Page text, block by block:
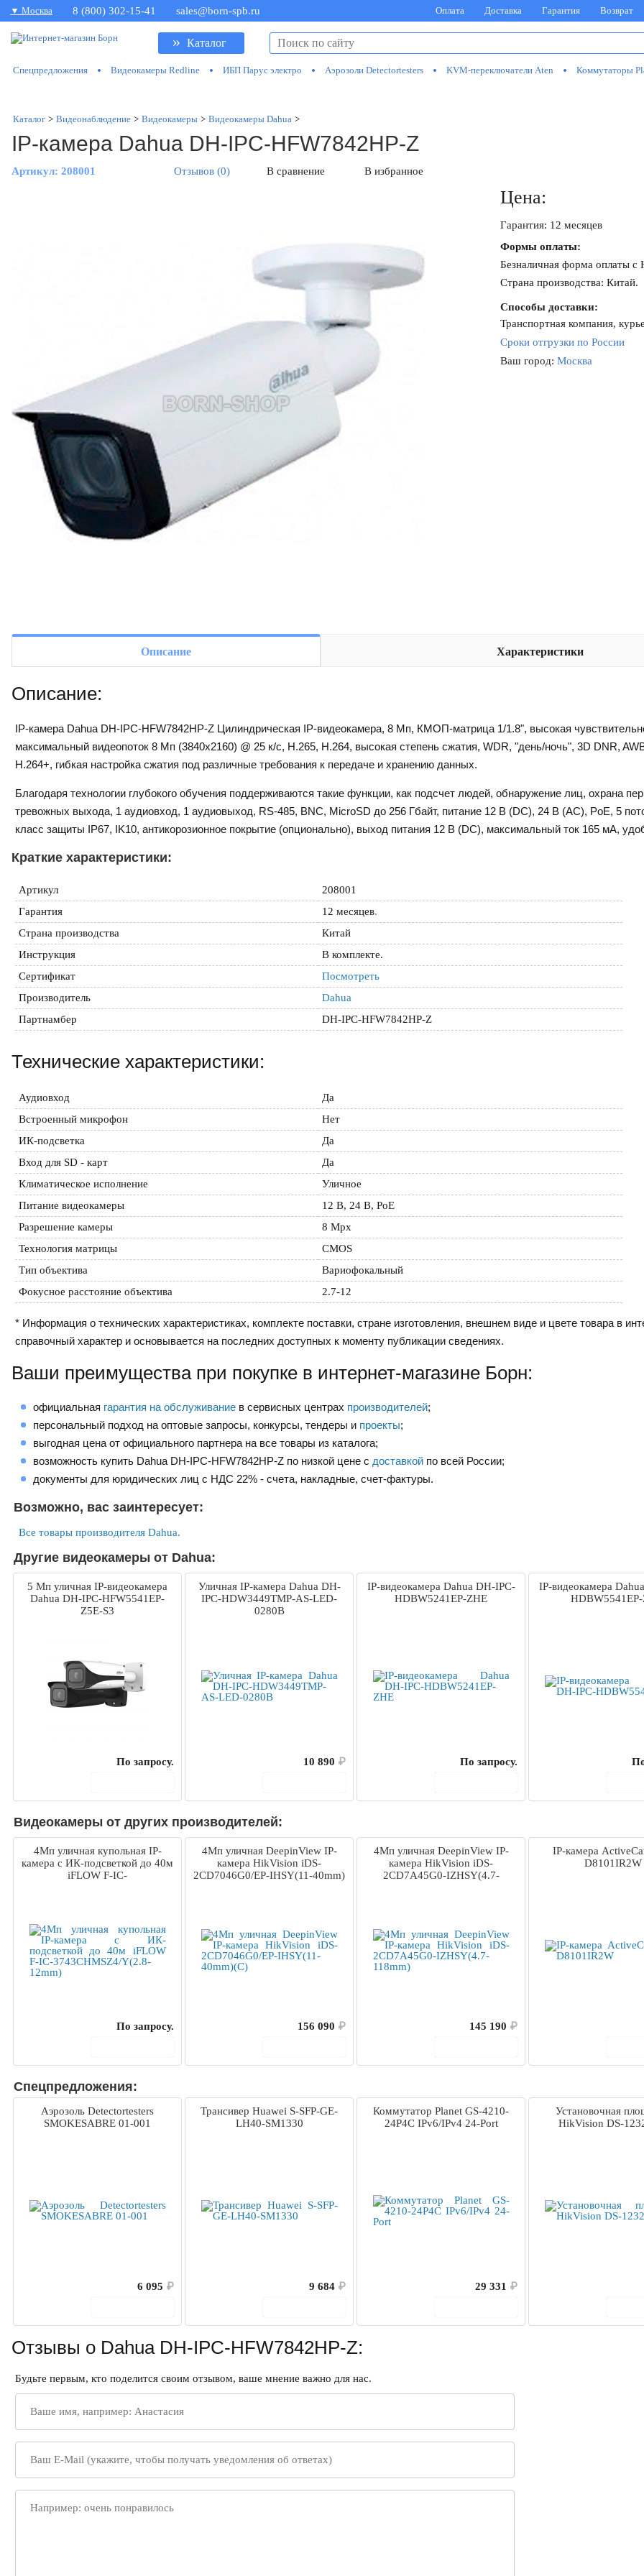
▼ Москва 8 (800) 302-15-41 sales@born-spb.ru Оплата Доставка Гарантия Возврат
» Каталог
Спецпредложения Видеокамеры Redline ИБП Парус электро Аэрозоли Detectortesters KVM-переключатели Aten Коммутаторы
Каталог > Видеонаблюдение > Видеокамеры > Видеокамеры Dahua >
IP-камера Dahua DH-IPC-HFW7842HP-Z
Артикул: 208001 Отзывов (0) В сравнение В избранное
Цена:
Гарантия: 12 месяцев
Формы оплаты:
Безналичная форма оплаты
Страна производства: Китай.
Способы доставки:
Транспортная компания,
Сроки отгрузки по России
Ваш город: Москва
Описание Характеристики
Описание:
IP-камера Dahua DH-IPC-HFW7842HP-Z Цилиндрическая IP-видеокамера, 8 Мп, КМОП-матрица 1/1.8", высокая
максимальный видеопоток 8 Мп (3840x2160) @ 25 к/с, H.265, H.264, высокая степень сжатия, WDR, "день/ночь", 3D DNR,
H.264+, гибкая настройка сжатия под различные требования к передаче и хранению данных.
Благодаря технологии глубокого обучения поддерживаются такие функции, как подсчет людей, обнаружение лиц, охрана
тревожных выхода, 1 аудиовход, 1 аудиовыход, RS-485, BNC, MicroSD до 256 Гбайт, питание 12 В (DC), 24 В (AC), PoE, 5
класс защиты IP67, IK10, антикорозионное покрытие (опционально), выход питания 12 В (DC), максимальный ток 165 мА,
Краткие характеристики:
Артикул
208001
Гарантия
12 месяцев.
Страна производства
Китай
Инструкция
В комплекте.
Сертификат
Посмотреть
Производитель
Dahua
Партнамбер
DH-IPC-HFW7842HP-Z
Технические характеристики:
Аудиовход
Да
Встроенный микрофон
Нет
ИК-подсветка
Да
Вход для SD - карт
Да
Климатическое исполнение
Уличное
Питание видеокамеры
12 В, 24 В, PoE
Разрешение камеры
8 Mpx
Технология матрицы
CMOS
Тип объектива
Вариофокальный
Фокусное расстояние объектива
2.7-12
* Информация о технических характеристиках, комплекте поставки, стране изготовления, внешнем виде и цвете товара в
справочный характер и основывается на последних доступных к моменту публикации сведениях.
Ваши преимущества при покупке в интернет-магазине Борн:
официальная гарантия на обслуживание в сервисных центрах производителей;
персональный подход на оптовые запросы, конкурсы, тендеры и проекты;
выгодная цена от официального партнера на все товары из каталога;
возможность купить Dahua DH-IPC-HFW7842HP-Z по низкой цене с доставкой по всей России;
документы для юридических лиц с НДС 22% - счета, накладные, счет-фактуры.
Возможно, вас заинтересует:
Все товары производителя Dahua.
Другие видеокамеры от Dahua:
5 Mп уличная IP-видеокамера
Dahua DH-IPC-HFW5541EP-
Z5E-S3
По запросу.
Уличная IP-камера Dahua DH-
IPC-HDW3449TMP-AS-LED-
0280B
10 890 ₽
IP-видеокамера Dahua DH-IPC-
HDBW5241EP-ZHE
По запросу.
IP-видеокамера
HDBW5541EP-
Видеокамеры от других производителей:
4Мп уличная купольная IP-
камера с ИК-подсветкой до 40м
iFLOW F-IC-
По запросу.
4Мп уличная DeepinView IP-
камера HikVision iDS-
2CD7046G0/EP-IHSY(11-40mm)
156 090 ₽
4Мп уличная DeepinView IP-
камера HikVision iDS-
2CD7A45G0-IZHSY(4.7-
145 190 ₽
IP-камера
D8101IR2W
Спецпредложения:
Аэрозоль Detectortesters
SMOKESABRE 01-001
6 095 ₽
Трансивер Huawei S-SFP-GE-
LH40-SM1330
9 684 ₽
Коммутатор Planet GS-4210-
24P4C IPv6/IPv4 24-Port
29 331 ₽
Установочная
HikVision DS-
Отзывы о Dahua DH-IPC-HFW7842HP-Z:
Будьте первым, кто поделится своим отзывом, ваше мнение важно для нас.